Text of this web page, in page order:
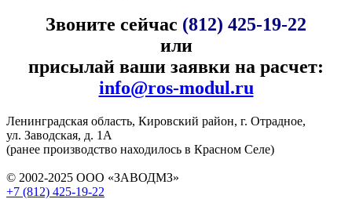
Звоните сейчас (812) 425-19-22
или
присылай ваши заявки на расчет:
info@ros-modul.ru
Ленинградская область, Кировский район, г. Отрадное,
ул. Заводская, д. 1А
(ранее производство находилось в Красном Селе)
© 2002-2025 ООО «ЗАВОДМЗ»
+7 (812) 425-19-22